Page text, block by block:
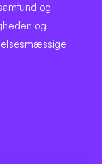
og
og